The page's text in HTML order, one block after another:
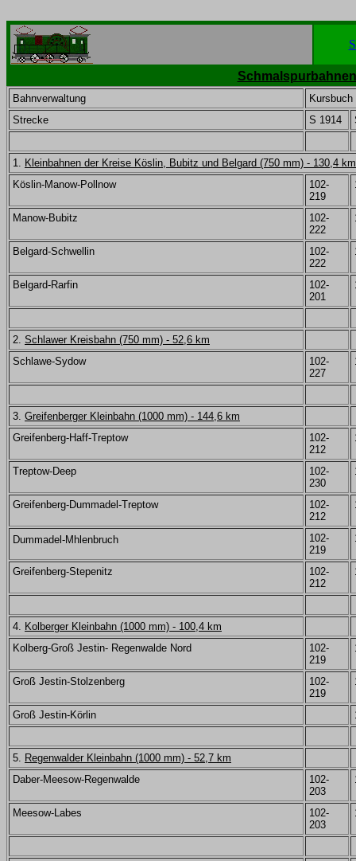
Bahnverwaltung
Kursbuch
Strecke
S 1914
1. Kleinbahnen der Kreise Köslin, Bubitz und Belgard (750 mm) - 130,4 km
Köslin-Manow-Pollnow
102-
219
Manow-Bubitz
102-
222
Belgard-Schwellin
102-
222
Belgard-Rarfin
102-
201
2. Schlawer Kreisbahn (750 mm) - 52,6 km
Schlawe-Sydow
102-
227
3. Greifenberger Kleinbahn (1000 mm) - 144,6 km
Greifenberg-Haff-Treptow
102-
212
Treptow-Deep
102-
230
Greifenberg-Dummadel-Treptow
102-
212
Dummadel-Mhlenbruch
102-
219
Greifenberg-Stepenitz
102-
212
4. Kolberger Kleinbahn (1000 mm) - 100,4 km
Kolberg-Groß Jestin- Regenwalde Nord
102-
219
Groß Jestin-Stolzenberg
102-
219
Groß Jestin-Körlin
5. Regenwalder Kleinbahn (1000 mm) - 52,7 km
Daber-Meesow-Regenwalde
102-
203
Meesow-Labes
102-
203